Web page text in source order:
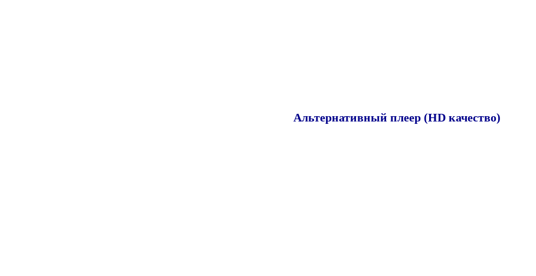
Альтернативный плеер (HD качество)